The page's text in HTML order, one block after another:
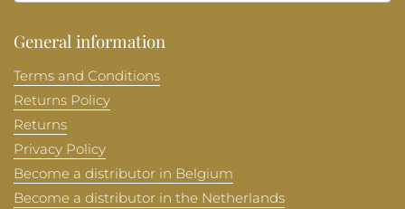
General information
Terms and Conditions
Returns Policy
Returns
Privacy Policy
Become a distributor in Belgium
Become a distributor in the Netherlands